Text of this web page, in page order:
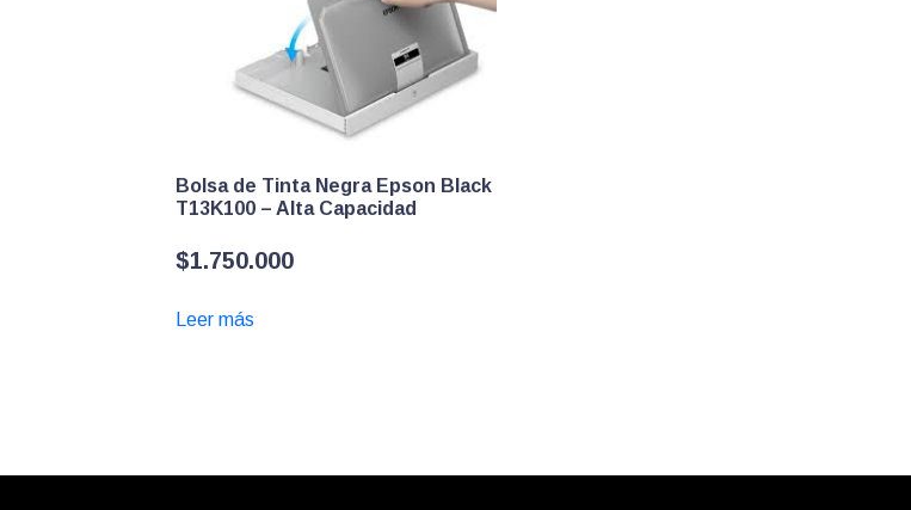
Bolsa de Tinta Negra Epson Black
T13K100 – Alta Capacidad
$1.750.000
Leer más